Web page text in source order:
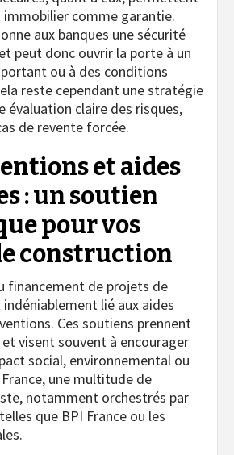
immobilier comme garantie.
aux banques une sécurité
peut donc ouvrir la porte à un
ou à des conditions
reste cependant une stratégie
évaluation claire des risques,
de revente forcée.
et aides
: un soutien
pour vos
construction
financement de projets de
lié aux aides
Ces soutiens prennent
visent souvent à encourager
social, environnemental ou
une multitude de
notamment orchestrés par
que BPI France ou les